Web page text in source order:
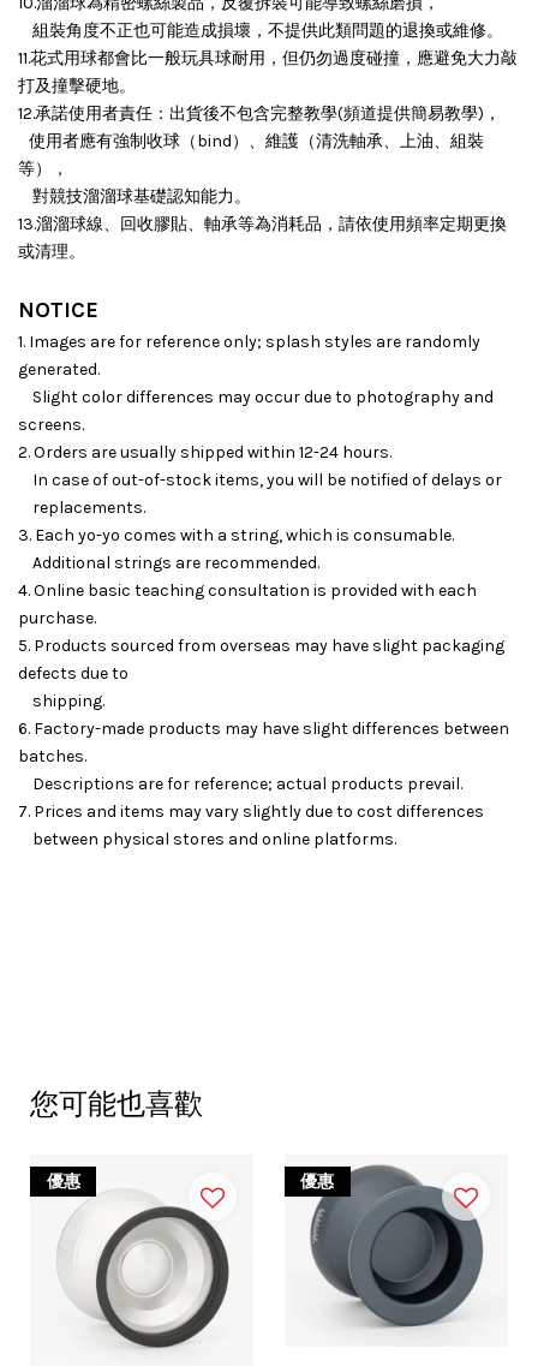
組裝角度不正也可能造成損壞， 不提供此類問題的退換或維修。
11.花式用球都會比一般玩具球耐用，但仍勿過度碰撞，應避免大力敲
打及撞擊硬地。
12.承諾使用者責任：出貨後不包含完整教學(頻道提供簡易教學)，
使用者應有強制收球（bind）、維護（清洗軸承、上油、組裝
等），
對競技溜溜球基礎認知能力。
13.溜溜球線、回收膠貼、軸承等為消耗品，請依使用頻率定期更換
或清理。
NOTICE
1. Images are for reference only; splash styles are randomly
generated.
Slight color differences may occur due to photography and
screens.
2. Orders are usually shipped within 12-24 hours.
In case of out-of-stock items, you will be notified of delays or
replacements.
3. Each yo-yo comes with a string, which is consumable.
Additional strings are recommended.
4. Online basic teaching consultation is provided with each
purchase.
5. Products sourced from overseas may have slight packaging
defects due to
shipping.
6. Factory-made products may have slight differences between
batches.
Descriptions are for reference; actual products prevail.
7. Prices and items may vary slightly due to cost differences
between physical stores and online platforms.
您可能也喜歡
優惠 優惠